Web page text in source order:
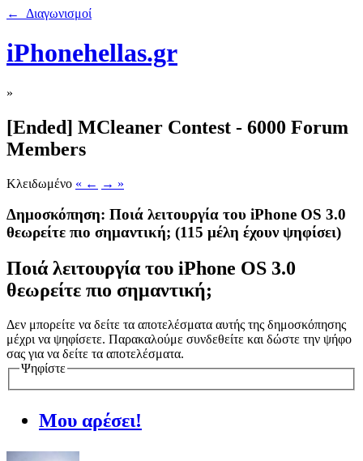
← Διαγωνισμοί
iPhonehellas.gr
»
[Ended] MCleaner Contest - 6000 Forum
Members
Κλειδωμένο « ← → »
Δημοσκόπηση: Ποιά λειτουργία του iPhone OS 3.0
θεωρείτε πιο σημαντική; (115 μέλη έχουν ψηφίσει)
Ποιά λειτουργία του iPhone OS 3.0
θεωρείτε πιο σημαντική;
Δεν μπορείτε να δείτε τα αποτελέσματα αυτής της δημοσκόπησης
μέχρι να ψηφίσετε. Παρακαλούμε συνδεθείτε και δώστε την ψήφο
σας για να δείτε τα αποτελέσματα.
Ψηφίστε
Μου αρέσει!